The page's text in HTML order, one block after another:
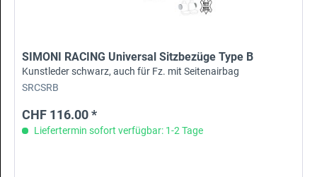
SIMONI RACING Universal Sitzbezüge Type B
Kunstleder schwarz, auch für Fz. mit Seitenairbag
SRCSRB
CHF 116.00 *
Liefertermin sofort verfügbar: 1-2 Tage